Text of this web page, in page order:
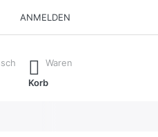
ANMELDEN
Sie die Eingabetaste, um alle
Waren
Korb